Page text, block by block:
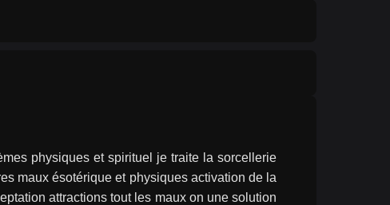
physiques et spirituel je traite la sorcellerie
maux ésotérique et physiques activation de la
attractions tout les maux on une solution